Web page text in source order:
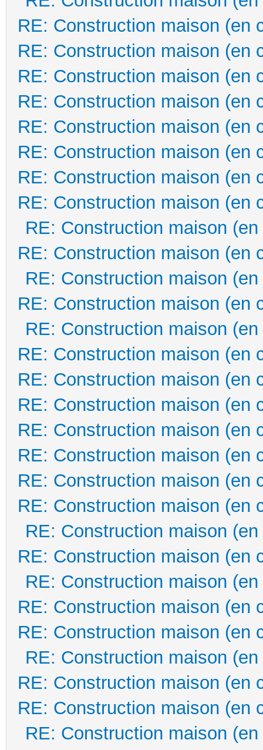
RE: Construction maison (en
RE: Construction maison (en
RE: Construction maison (en
RE: Construction maison (en
RE: Construction maison (en
RE: Construction maison (en
RE: Construction maison (en
RE: Construction maison (en
RE: Construction maison
RE: Construction maison (en
RE: Construction maison
RE: Construction maison (en
RE: Construction maison
RE: Construction maison (en
RE: Construction maison (en
RE: Construction maison (en
RE: Construction maison (en
RE: Construction maison (en
RE: Construction maison (en
RE: Construction maison (en
RE: Construction maison
RE: Construction maison (en
RE: Construction maison
RE: Construction maison (en
RE: Construction maison (en
RE: Construction maison
RE: Construction maison (en
RE: Construction maison (en
RE: Construction maison